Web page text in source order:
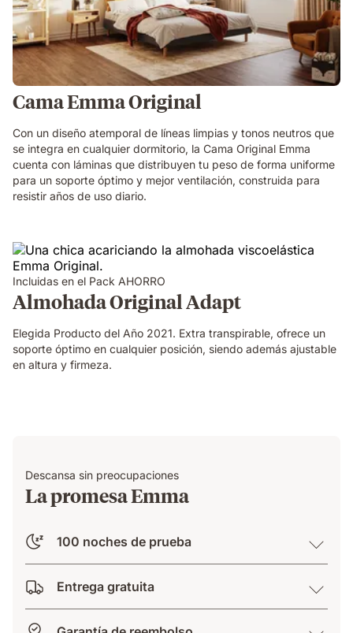
Cama Emma Original
Con un diseño atemporal de líneas limpias y tonos neutros que
se integra en cualquier dormitorio, la Cama Original Emma
cuenta con láminas que distribuyen tu peso de forma uniforme
para un soporte óptimo y mejor ventilación, construida para
resistir años de uso diario.
Incluidas en el Pack AHORRO
Almohada Original Adapt
Elegida Producto del Año 2021. Extra transpirable, ofrece un
soporte óptimo en cualquier posición, siendo además ajustable
en altura y firmeza.
Descansa sin preocupaciones
La promesa Emma
100 noches de prueba
Entrega gratuita